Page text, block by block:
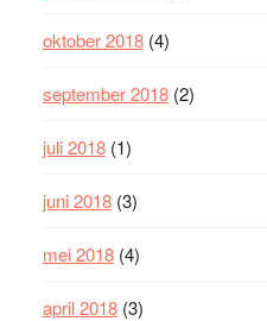
oktober 2018(4)
september 2018(2)
juli 2018(1)
juni 2018(3)
mei 2018(4)
april 2018(3)